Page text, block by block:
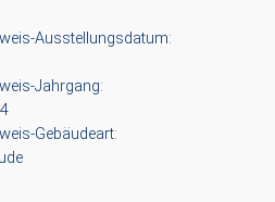
Ausstellungsdatum:
Jahrgang:
Gebäudeart: